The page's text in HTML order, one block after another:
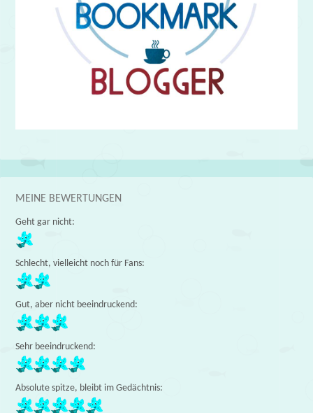
MEINE BEWERTUNGEN
Geht gar nicht:
Schlecht, vielleicht noch für Fans:
Gut, aber nicht beeindruckend:
Sehr beeindruckend:
Absolute spitze, bleibt im Gedächtnis: